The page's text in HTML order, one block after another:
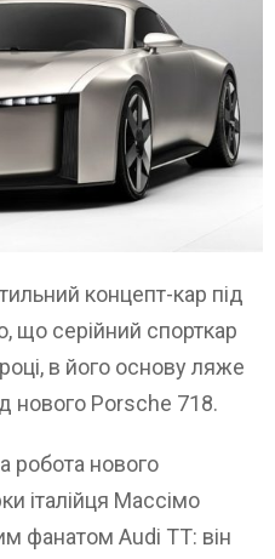
концепт-кар під
що серійний спорткар
в його основу ляже
нового Porsche 718.
робота нового
італійця Массімо
фанатом Audi TT: він